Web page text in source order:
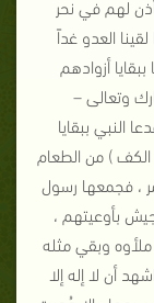
لهم في نحر
العدو غداً
أزوادهم
وتعالى –
النبي ببقايا
الكف ) من الطعام
، فجمعها رسول
بأوعيتهم ،
وبقي مثله
أن لا إله إلا